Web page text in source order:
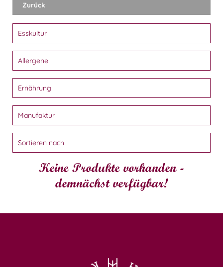
Zurück
Keine Produkte vorhanden -
demnächst verfügbar!